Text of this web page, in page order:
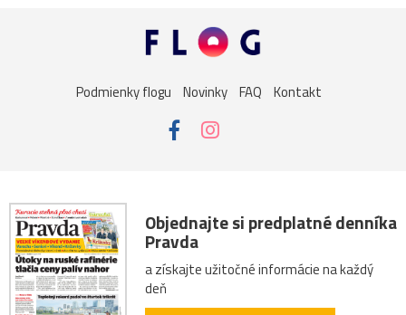
Podmienky flogu Novinky FAQ Kontakt
Objednajte si predplatné denníka
Pravda
a získajte užitočné informácie na každý
deň